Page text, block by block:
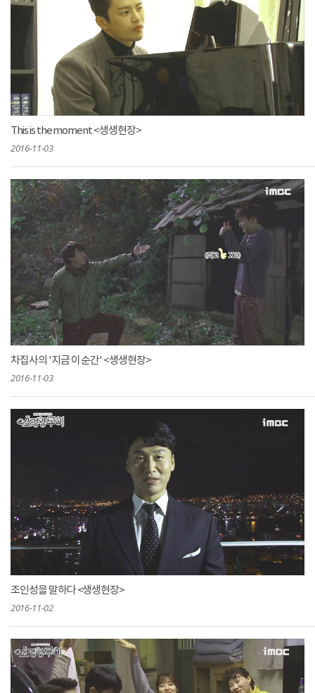
This is the moment <생생현장>
2016-11-03
차집사의 '지금 이 순간' <생생현장>
2016-11-03
조인성을 말하다 <생생현장>
2016-11-02